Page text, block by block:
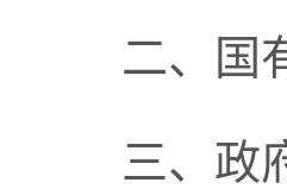
二、国
三、政